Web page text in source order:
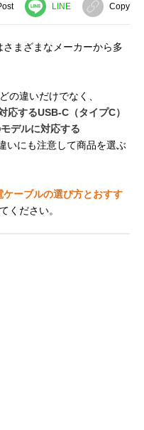
LINE Copy
さまざまなメーカーから多
の違いだけでなく、
するUSB-C（タイプC）
デルに対応する
いにも注意して商品を選ぶ
ーブルの選び方とおすす
ください。